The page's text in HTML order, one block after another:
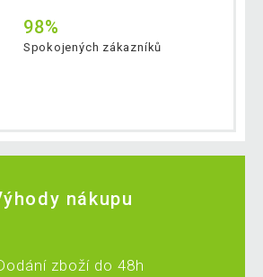
98%
Spokojených zákazníků
nákupu
zboží do 48h